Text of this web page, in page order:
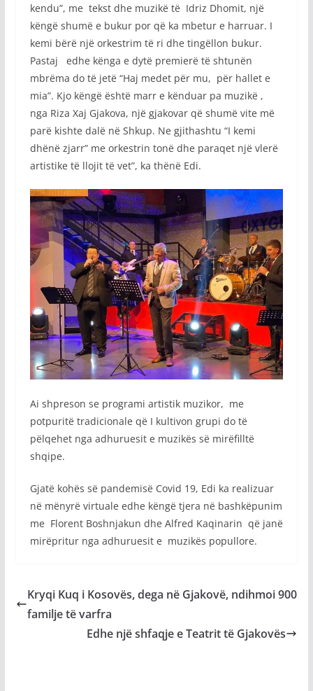
kendu”, me tekst dhe muzikë të Idriz Dhomit, një
këngë shumë e bukur por që ka mbetur e harruar. I
kemi bërë një orkestrim të ri dhe tingëllon bukur.
Pastaj edhe kënga e dytë premierë të shtunën
mbrëma do të jetë “Haj medet për mu, për hallet e
mia”. Kjo këngë është marr e kënduar pa muzikë ,
nga Riza Xaj Gjakova, një gjakovar që shumë vite më
parë kishte dalë në Shkup. Ne gjithashtu “I kemi
dhënë zjarr” me orkestrin tonë dhe paraqet një vlerë
artistike të llojit të vet”, ka thënë Edi.
Ai shpreson se programi artistik muzikor, me
potpuritë tradicionale që I kultivon grupi do të
pëlqehet nga adhuruesit e muzikës së mirëfilltë
shqipe.
Gjatë kohës së pandemisë Covid 19, Edi ka realizuar
në mënyrë virtuale edhe këngë tjera në bashkëpunim
me Florent Boshnjakun dhe Alfred Kaqinarin që janë
mirëpritur nga adhuruesit e muzikës popullore.
Kryqi Kuq i Kosovës, dega në Gjakovë, ndihmoi 900
familje të varfra
Edhe një shfaqje e Teatrit të Gjakovës